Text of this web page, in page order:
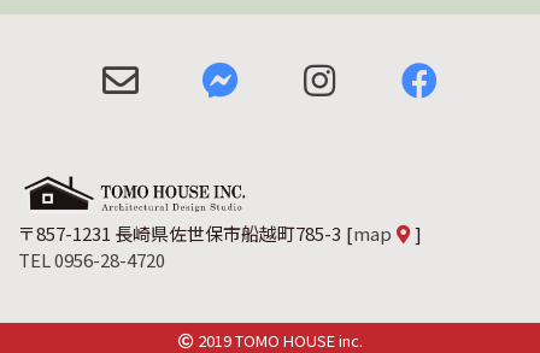
〒857-1231 長崎県佐世保市船越町785-3 [map
]
TEL 0956-28-4720
2019 TOMO HOUSE inc.